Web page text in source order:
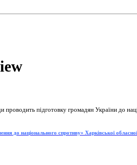
проводить підготовку громадян України до
до національного спротиву» Харківської